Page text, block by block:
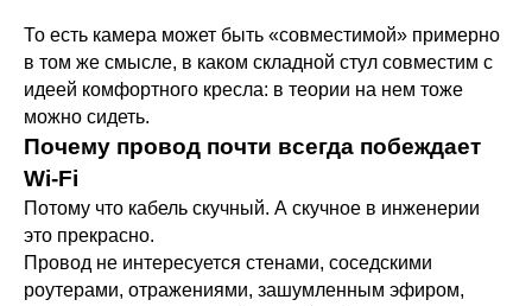
То есть камера может быть «совместимой» примерно
в том же смысле, в каком складной стул совместим с
идеей комфортного кресла: в теории на нем тоже
можно сидеть.
Почему провод почти всегда побеждает
Wi-Fi
Потому что кабель скучный. А скучное в инженерии
это прекрасно.
Провод не интересуется стенами, соседскими
роутерами, отражениями, зашумленным эфиром,